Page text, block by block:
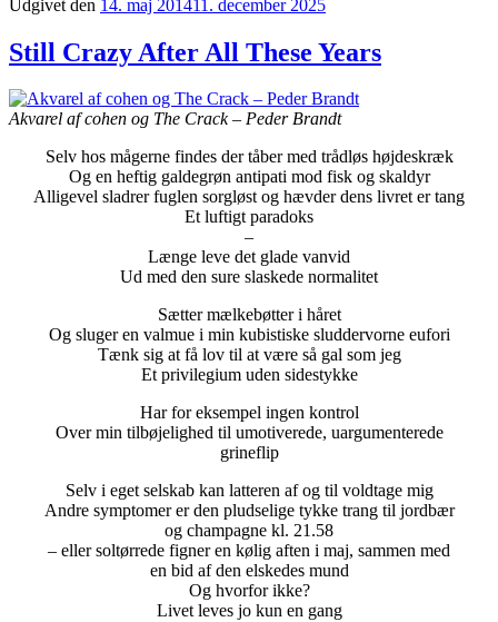
Udgivet den 14. maj 201411. december 2025
Still Crazy After All These Years
Akvarel af cohen og The Crack – Peder Brandt
Selv hos mågerne findes der tåber med trådløs højdeskræk
Og en heftig galdegrøn antipati mod fisk og skaldyr
Alligevel sladrer fuglen sorgløst og hævder dens livret er tang
Et luftigt paradoks
–
Længe leve det glade vanvid
Ud med den sure slaskede normalitet
Sætter mælkebøtter i håret
Og sluger en valmue i min kubistiske sluddervorne eufori
Tænk sig at få lov til at være så gal som jeg
Et privilegium uden sidestykke
Har for eksempel ingen kontrol
Over min tilbøjelighed til umotiverede, uargumenterede
grineflip
Selv i eget selskab kan latteren af og til voldtage mig
Andre symptomer er den pludselige tykke trang til jordbær
og champagne kl. 21.58
– eller soltørrede figner en kølig aften i maj, sammen med
en bid af den elskedes mund
Og hvorfor ikke?
Livet leves jo kun en gang